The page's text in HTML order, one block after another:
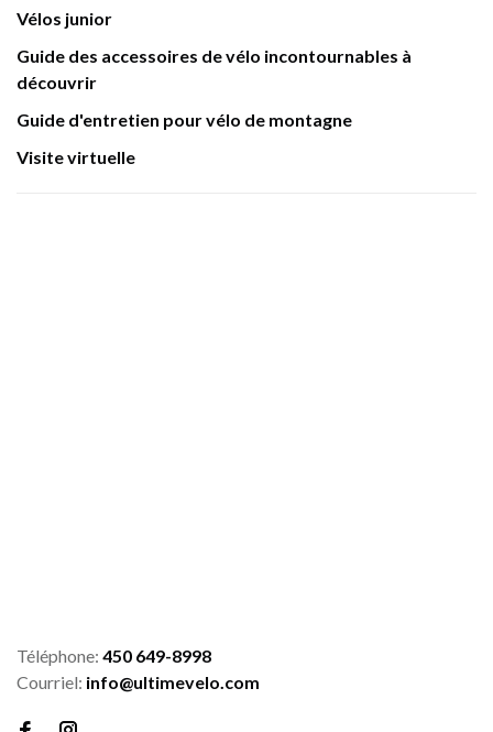
Vélos junior
Guide des accessoires de vélo incontournables à
découvrir
Guide d'entretien pour vélo de montagne
Visite virtuelle
Téléphone: 450 649-8998
Courriel: info@ultimevelo.com